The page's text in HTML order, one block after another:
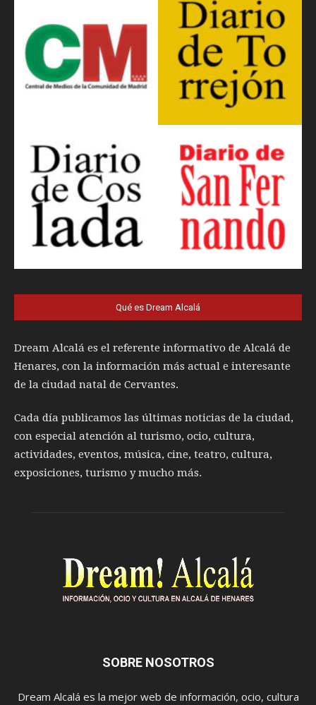
Qué es Dream Alcalá
Dream Alcalá es el referente informativo de Alcalá de
Henares, con la información más actual e interesante
de la ciudad natal de Cervantes.
Cada día publicamos las últimas noticias de la ciudad,
con especial atención al turismo, ocio, cultura,
actividades, eventos, música, cine, teatro, cultura,
exposiciones, turismo y mucho más.
SOBRE NOSOTROS
Dream Alcalá es la mejor web de información, ocio, cultura